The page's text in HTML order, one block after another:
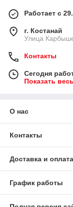
Работает с
г. Костанай
Улица
Контакты
Сегодня
Показать
О нас
Контакты
Доставка и оплата
График работы